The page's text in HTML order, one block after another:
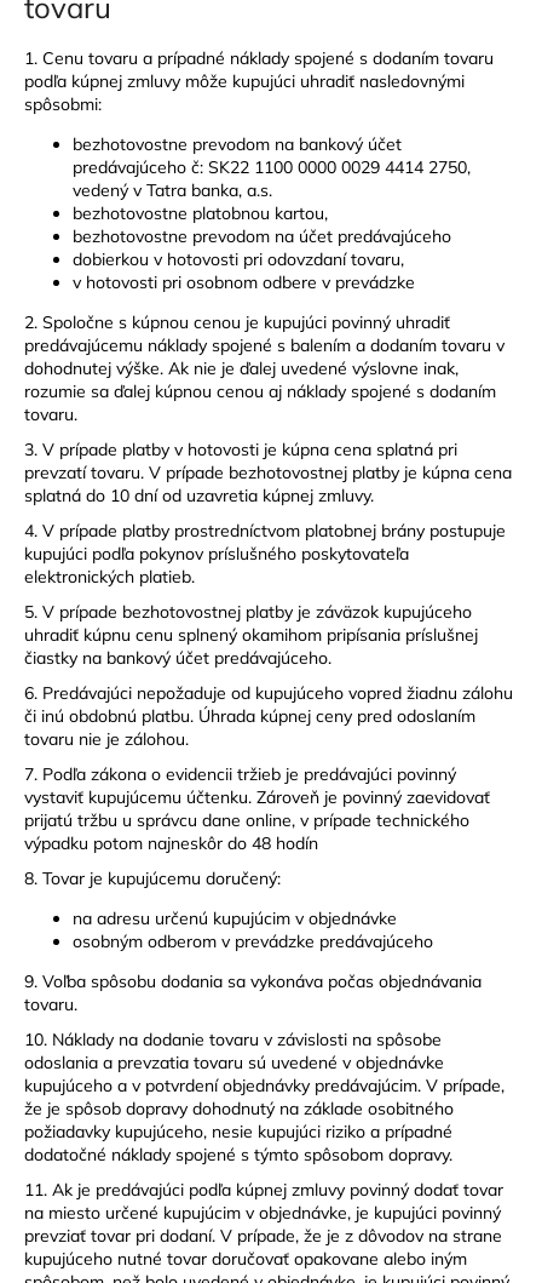
1. Cenu tovaru a prípadné náklady spojené s dodaním tovaru
podľa kúpnej zmluvy môže kupujúci uhradiť nasledovnými
spôsobmi:
bezhotovostne prevodom na bankový účet
predávajúceho č: SK22 1100 0000 0029 4414 2750,
vedený v Tatra banka, a.s.
bezhotovostne platobnou kartou,
bezhotovostne prevodom na účet predávajúceho
dobierkou v hotovosti pri odovzdaní tovaru,
v hotovosti pri osobnom odbere v prevádzke
2. Spoločne s kúpnou cenou je kupujúci povinný uhradiť
predávajúcemu náklady spojené s balením a dodaním tovaru v
dohodnutej výške. Ak nie je ďalej uvedené výslovne inak,
rozumie sa ďalej kúpnou cenou aj náklady spojené s dodaním
tovaru.
3. V prípade platby v hotovosti je kúpna cena splatná pri
prevzatí tovaru. V prípade bezhotovostnej platby je kúpna cena
splatná do 10 dní od uzavretia kúpnej zmluvy.
4. V prípade platby prostredníctvom platobnej brány postupuje
kupujúci podľa pokynov príslušného poskytovateľa
elektronických platieb.
5. V prípade bezhotovostnej platby je záväzok kupujúceho
uhradiť kúpnu cenu splnený okamihom pripísania príslušnej
čiastky na bankový účet predávajúceho.
6. Predávajúci nepožaduje od kupujúceho vopred žiadnu zálohu
či inú obdobnú platbu. Úhrada kúpnej ceny pred odoslaním
tovaru nie je zálohou.
7. Podľa zákona o evidencii tržieb je predávajúci povinný
vystaviť kupujúcemu účtenku. Zároveň je povinný zaevidovať
prijatú tržbu u správcu dane online, v prípade technického
výpadku potom najneskôr do 48 hodín
8. Tovar je kupujúcemu doručený:
na adresu určenú kupujúcim v objednávke
osobným odberom v prevádzke predávajúceho
9. Voľba spôsobu dodania sa vykonáva počas objednávania
tovaru.
10. Náklady na dodanie tovaru v závislosti na spôsobe
odoslania a prevzatia tovaru sú uvedené v objednávke
kupujúceho a v potvrdení objednávky predávajúcim. V prípade,
že je spôsob dopravy dohodnutý na základe osobitného
požiadavky kupujúceho, nesie kupujúci riziko a prípadné
dodatočné náklady spojené s týmto spôsobom dopravy.
11. Ak je predávajúci podľa kúpnej zmluvy povinný dodať tovar
na miesto určené kupujúcim v objednávke, je kupujúci povinný
prevziať tovar pri dodaní. V prípade, že je z dôvodov na strane
kupujúceho nutné tovar doručovať opakovane alebo iným